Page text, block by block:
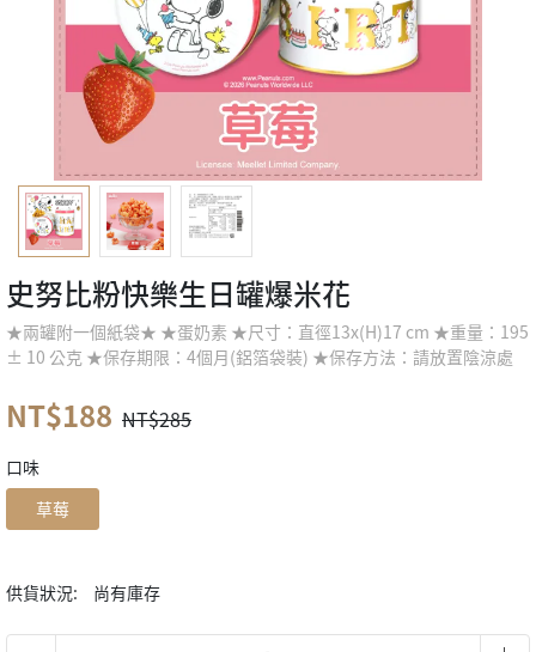
史努比粉快樂生日罐爆米花
★兩罐附一個紙袋★ ★蛋奶素 ★尺寸：直徑13x(H)17 cm ★重量：195
± 10 公克 ★保存期限：4個月(鋁箔袋裝) ★保存方法：請放置陰涼處
NT$188 NT$285
供貨狀況: 尚有庫存
口味
草莓